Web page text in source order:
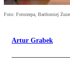
Foto: Fotorzepa, Bartłomiej
Artur Grabek